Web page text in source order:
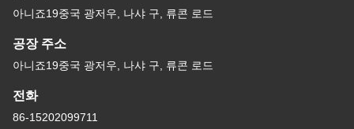
아니죠19중국 광저우, 나샤 구, 류콘 로드
공장 주소
아니죠19중국 광저우, 나샤 구, 류콘 로드
전화
86-15202099711